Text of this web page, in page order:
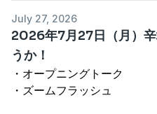
対策』
・エンディング
出演者：三上洋、増山さやか
Seeomnystudio.com/
July 27, 2026
2026年7月27日（月）
うか！
・オープニングトーク
・ズームフラッシュ